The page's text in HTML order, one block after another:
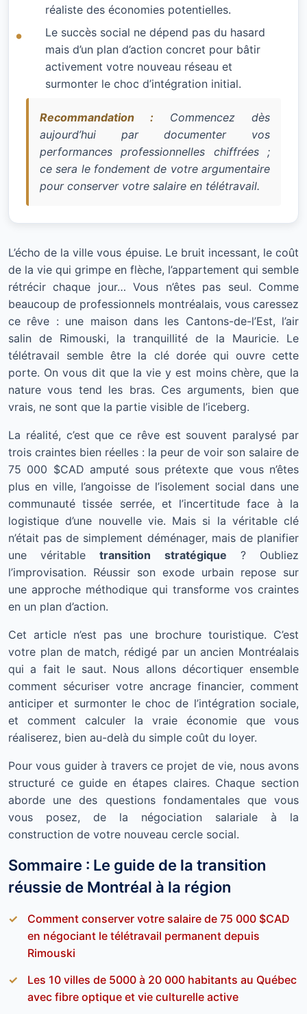
réaliste des économies potentielles.
Le succès social ne dépend pas du hasard
mais d’un plan d’action concret pour bâtir
activement votre nouveau réseau et
surmonter le choc d’intégration initial.
Recommandation : Commencez dès
aujourd’hui par documenter vos
performances professionnelles chiffrées ;
ce sera le fondement de votre argumentaire
pour conserver votre salaire en télétravail.
L’écho de la ville vous épuise. Le bruit incessant, le coût
de la vie qui grimpe en flèche, l’appartement qui semble
rétrécir chaque jour… Vous n’êtes pas seul. Comme
beaucoup de professionnels montréalais, vous caressez
ce rêve : une maison dans les Cantons-de-l’Est, l’air
salin de Rimouski, la tranquillité de la Mauricie. Le
télétravail semble être la clé dorée qui ouvre cette
porte. On vous dit que la vie y est moins chère, que la
nature vous tend les bras. Ces arguments, bien que
vrais, ne sont que la partie visible de l’iceberg.
La réalité, c’est que ce rêve est souvent paralysé par
trois craintes bien réelles : la peur de voir son salaire de
75 000 $CAD amputé sous prétexte que vous n’êtes
plus en ville, l’angoisse de l’isolement social dans une
communauté tissée serrée, et l’incertitude face à la
logistique d’une nouvelle vie. Mais si la véritable clé
n’était pas de simplement déménager, mais de planifier
une véritabletransition stratégique ? Oubliez
l’improvisation. Réussir son exode urbain repose sur
une approche méthodique qui transforme vos craintes
en un plan d’action.
Cet article n’est pas une brochure touristique. C’est
votre plan de match, rédigé par un ancien Montréalais
qui a fait le saut. Nous allons décortiquer ensemble
comment sécuriser votre ancrage financier, comment
anticiper et surmonter le choc de l’intégration sociale,
et comment calculer la vraie économie que vous
réaliserez, bien au-delà du simple coût du loyer.
Pour vous guider à travers ce projet de vie, nous avons
structuré ce guide en étapes claires. Chaque section
aborde une des questions fondamentales que vous
vous posez, de la négociation salariale à la
construction de votre nouveau cercle social.
Sommaire : Le guide de la transition
réussie de Montréal à la région
Comment conserver votre salaire de 75 000 $CAD
en négociant le télétravail permanent depuis
Rimouski
Les 10 villes de 5000 à 20 000 habitants au Québec
avec fibre optique et vie culturelle active